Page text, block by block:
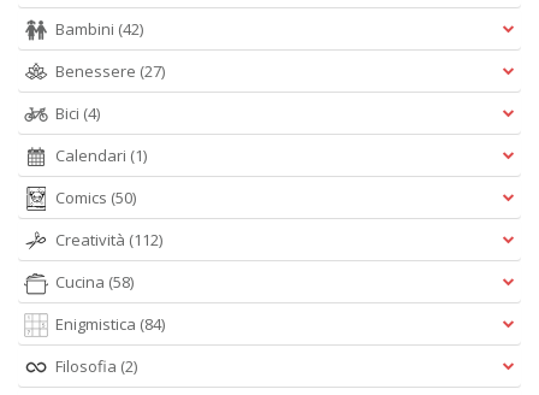
Bambini (42)
Benessere (27)
Bici (4)
Calendari (1)
Comics (50)
Creatività (112)
Cucina (58)
Enigmistica (84)
Filosofia (2)